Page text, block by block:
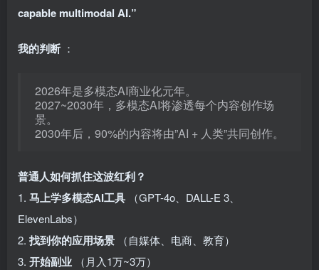
capable multimodal AI.”
我的判断 ：
2026年是多模态AI商业化元年。
2027~2030年，多模态AI将渗透每个内容创作场
景。
2030年后，90%的内容将由”AI + 人类”共同创作。
普通人如何抓住这波红利？
1. 马上学多模态AI工具
（GPT-4o、DALL-E 3、
ElevenLabs）
2. 找到你的应用场景
（自媒体、电商、教育）
3. 开始副业 （月入1万~3万）